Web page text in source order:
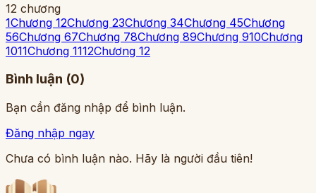
12 chương
1Chương 12Chương 23Chương 34Chương 45Chương
56Chương 67Chương 78Chương 89Chương 910Chương
1011Chương 1112Chương 12
Bình luận (0)
Bạn cần đăng nhập để bình luận.
Đăng nhập ngay
Chưa có bình luận nào. Hãy là người đầu tiên!